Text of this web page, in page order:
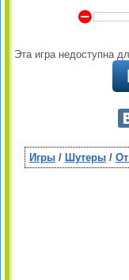
Y
Эта игра недоступна
Игры/ Шутеры/